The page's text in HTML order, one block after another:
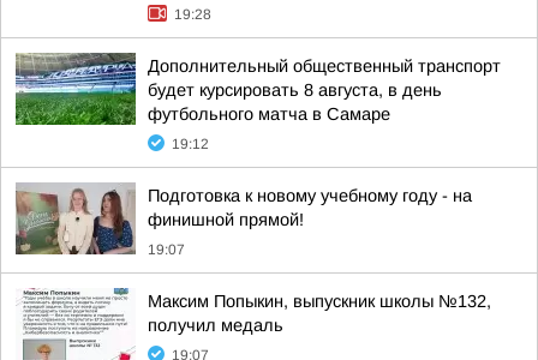
19:28
Дополнительный общественный транспорт
будет курсировать 8 августа, в день
футбольного матча в Самаре
19:12
Подготовка к новому учебному году - на
финишной прямой!
19:07
Максим Попыкин, выпускник школы №132,
получил медаль
19:07